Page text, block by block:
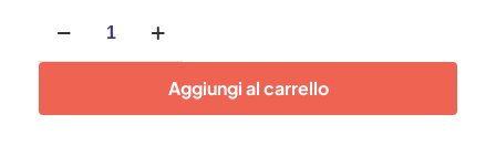
Chiave
universale
ed
Aggiungi al carrello